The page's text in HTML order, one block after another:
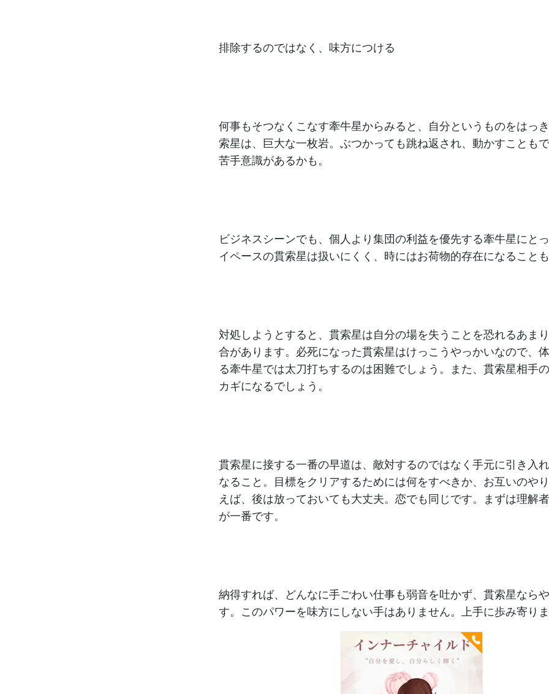
排除するのではなく、味方につける
何事もそつなくこなす牽牛星からみると、自分というものをはっ
索星は、巨大な一枚岩。ぶつかっても跳ね返され、動かすことも
苦手意識があるかも。
ビジネスシーンでも、個人より集団の利益を優先する牽牛星にと
イペースの貫索星は扱いにくく、時にはお荷物的存在になることも
対処しようとすると、貫索星は自分の場を失うことを恐れるあま
合があります。必死になった貫索星はけっこうやっかいなので、
る牽牛星では太刀打ちするのは困難でしょう。また、貫索星相手
カギになるでしょう。
貫索星に接する一番の早道は、敵対するのではなく手元に引き入
なること。目標をクリアするためには何をすべきか、お互いのや
えば、後は放っておいても大丈夫。恋でも同じです。まずは理解
が一番です。
納得すれば、どんなに手ごわい仕事も弱音を吐かず、貫索星なら
す。このパワーを味方にしない手はありません。上手に歩み寄りま